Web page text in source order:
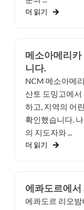
더 읽기
메소아메리
니다.
NCM 메소아메
산토 도밍고에서
하고, 지역의 어
확인했습니다.
의 지도자와 ...
더 읽기
에콰도르에
에콰도르 리오